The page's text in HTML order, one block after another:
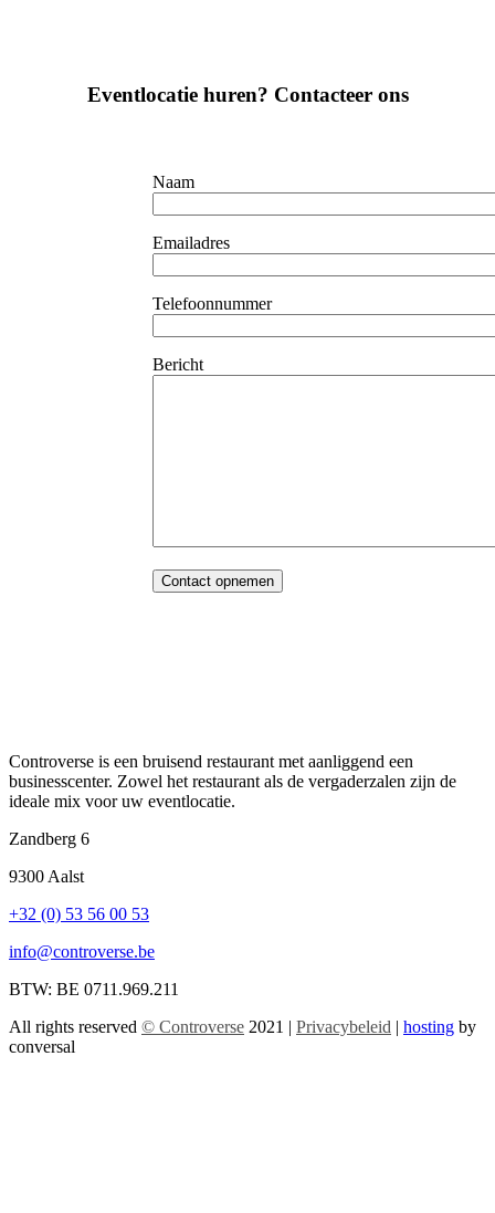
Eventlocatie huren? Contacteer ons
Naam
Emailadres
Telefoonnummer
Bericht
Controverse is een bruisend restaurant met aanliggend een
businesscenter. Zowel het restaurant als de vergaderzalen zijn de
ideale mix voor uw eventlocatie.
Zandberg 6
9300 Aalst
+32 (0) 53 56 00 53
info@controverse.be
BTW: BE 0711.969.211
All rights reserved © Controverse 2021 | Privacybeleid hosting by
conversal